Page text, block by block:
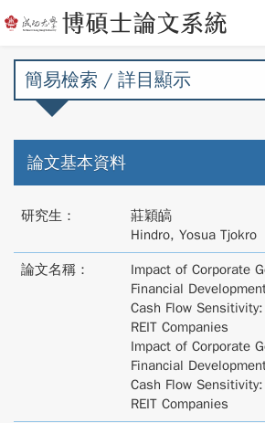
簡易檢索 / 詳目顯示
論文基本資料
研究生：
莊穎皜
Hindro, Yosua Tjokro
論文名稱：
Impact of Corporate
Financial
Cash Flow
REIT Companies
Impact of Corporate
Financial
Cash Flow
REIT Companies